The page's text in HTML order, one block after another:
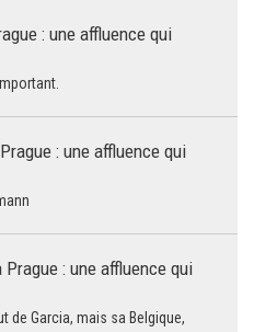
: une affluence qui
: une affluence qui
Prague : une affluence qui
de Garcia, mais sa Belgique,